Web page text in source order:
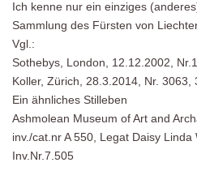
Ich kenne nur ein einziges
Sammlung des Fürsten von
Vgl.:
Sothebys, London, 12.12.2002,
Koller, Zürich, 28.3.2014, Nr. 3063,
Ein ähnliches Stilleben
Ashmolean Museum of Art and
inv./cat.nr A 550, Legat Daisy Linda
Inv.Nr.7.505